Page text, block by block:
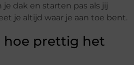
je dak en starten pas als jij
je altijd waar je aan toe bent.
hoe prettig het